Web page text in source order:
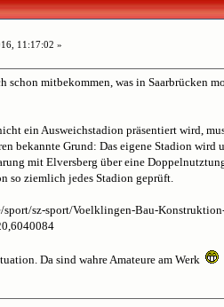
11:17:02 »
schon mitbekommen, was in Saarbrücken
ein Ausweichstadion präsentiert wird,
bekannte Grund: Das eigene Stadion
mit Elversberg über eine
so ziemlich jedes Stadion geprüft.
sz-sport/Voelklingen-Bau-
Da sind wahre Amateure am Werk